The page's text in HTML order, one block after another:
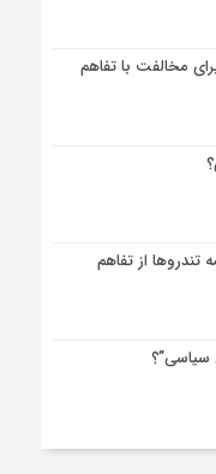
مخالفت با تفاهم
تندروها از تفاهم
سیاسی”؟